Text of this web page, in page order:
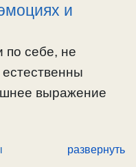
и
по себе, не
выражение
развернуть